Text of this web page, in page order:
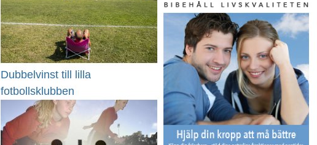
Dubbelvinst till lilla
fotbollsklubben